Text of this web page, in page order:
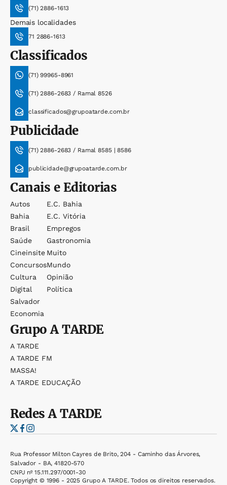
(71) 2886-1613
Demais localidades
71 2886-1613
Classificados
(71) 99965-8961
(71) 2886-2683 / Ramal 8526
classificados@grupoatarde.com.br
Publicidade
(71) 2886-2683 / Ramal 8585 | 8586
publicidade@grupoatarde.com.br
Canais e Editorias
Autos
Bahia
Brasil
Saúde
Cineinsite
Concursos
Cultura
Digital
Salvador
Economia
E.c. Bahia
E.c. Vitória
Empregos
Gastronomia
Muito
Mundo
Opinião
Política
GrupoA TARDE
A TARDE
A TARDE FM
MASSA!
A TARDE EDUCAÇÃO
RedesA TARDE
Rua Professor Milton Cayres de Brito, 204 - Caminho das Árvores,
Salvador - BA, 41820-570
CNPJ nº 15.111.297/0001-30
Copyright © 1996 - 2025 Grupo A TARDE. Todos os direitos reservados.